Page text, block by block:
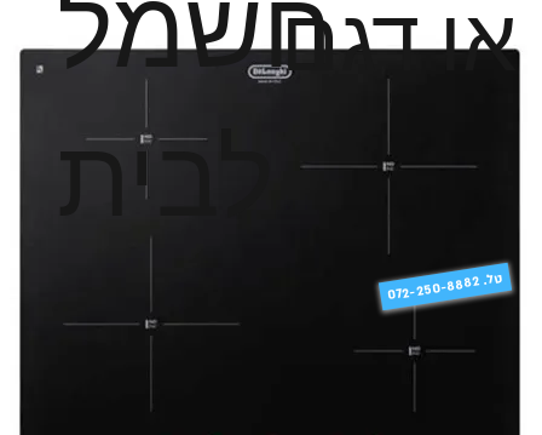
או דגם
לבית
072-250-8882 .טל